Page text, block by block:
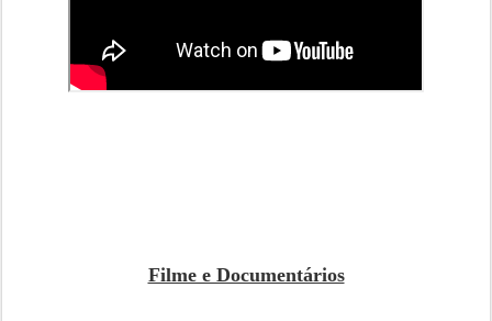
Filme e Documentários